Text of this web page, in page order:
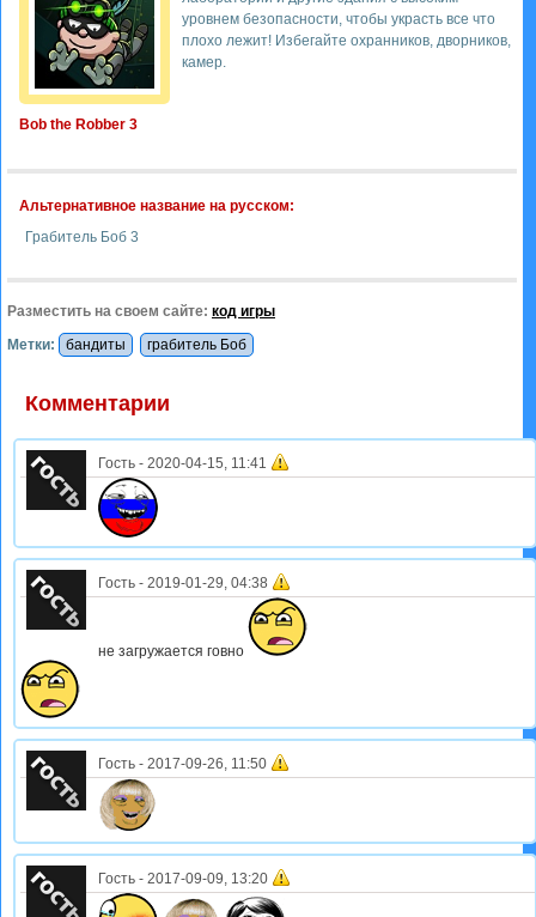
Bob the Robber 3
уровнем безопасности, чтобы украсть все что
плохо лежит! Избегайте охранников, дворников,
камер.
Альтернативное название на русском:
Грабитель Боб 3
Разместить на своем сайте: код игры
Метки:
бандиты грабитель Боб
Комментарии
Гость - 2020-04-15, 11:41
Гость - 2019-01-29, 04:38
не загружается говно
Гость - 2017-09-26, 11:50
Гость - 2017-09-09, 13:20